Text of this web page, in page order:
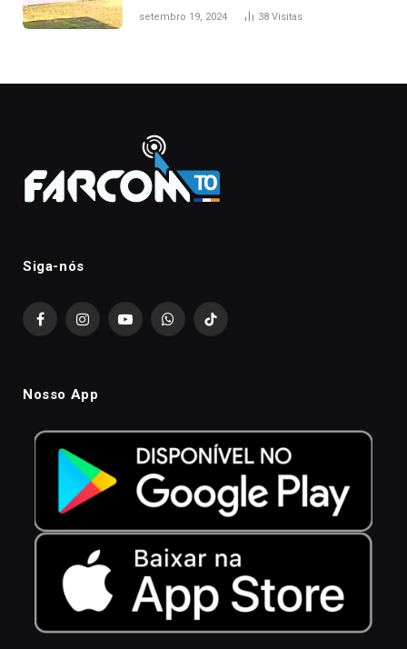
durante confusão no trânsito
setembro 19, 2024 38 Visitas
Siga-nós
FacebookInstagramYouTubeWhatsAppTikTok
Nosso App